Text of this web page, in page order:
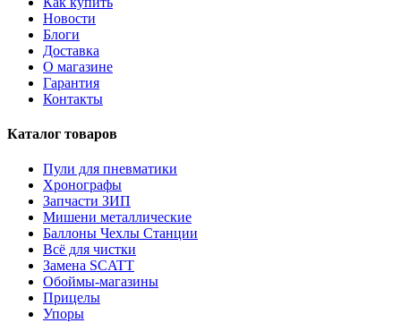
Новости
Блоги
Доставка
О магазине
Гарантия
Контакты
Каталог товаров
Пули для пневматики
Хронографы
Запчасти ЗИП
Мишени металлические
Баллоны Чехлы Станции
Всё для чистки
Замена SCATT
Обоймы-магазины
Прицелы
Упоры